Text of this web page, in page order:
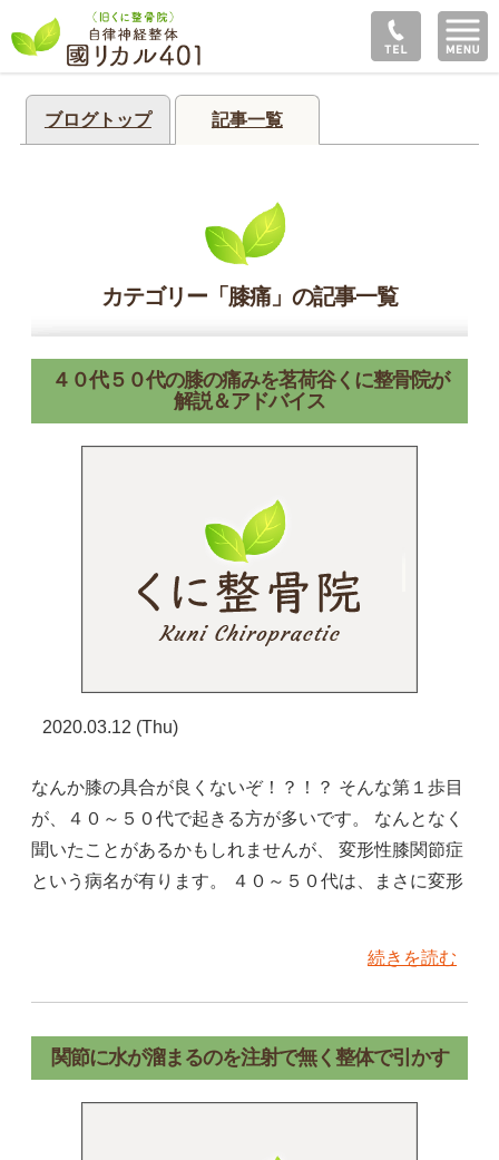
ブログトップ 記事一覧
カテゴリー「膝痛」の記事一覧
４０代５０代の膝の痛みを茗荷谷くに整骨院が
解説＆アドバイス
2020.03.12 (Thu)
なんか膝の具合が良くないぞ！？！？ そんな第１歩目
が、４０～５０代で起きる方が多いです。 なんとなく
聞いたことがあるかもしれませんが、 変形性膝関節症
という病名が有ります。 ４０～５０代は、まさに変形
続きを読む
関節に水が溜まるのを注射で無く整体で引かす